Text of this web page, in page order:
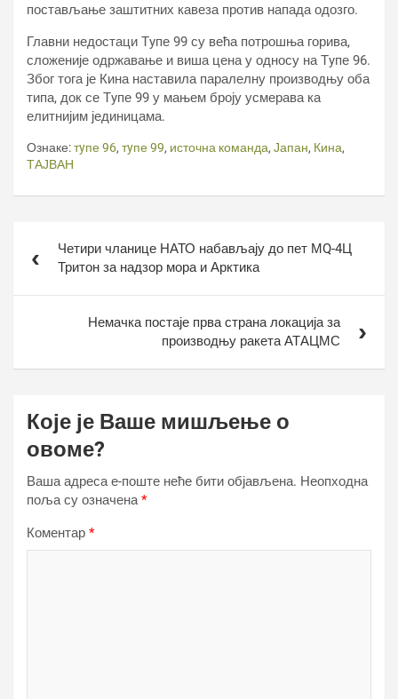
постављање заштитних кавеза против напада одозго.
Главни недостаци Тyпе 99 су већа потрошња горива,
сложеније одржавање и виша цена у односу на Тyпе 96.
Због тога је Кина наставила паралелну производњу оба
типа, док се Тyпе 99 у мањем броју усмерава ка
елитнијим јединицама.
Ознаке:тyпе 96, тyпе 99, источна команда, Јапан, Кина,
ТАЈВАН
чланкаЧетири чланице НАТО набављају до пет МQ-4Ц
Тритон за надзор мора и Арктика
Немачка постаје прва страна локација за
производњу ракета АТАЦМС
Које је Ваше мишљење о
овоме?
Ваша адреса е-поште неће бити објављена. Неопходна
поља су означена*
Коментар *